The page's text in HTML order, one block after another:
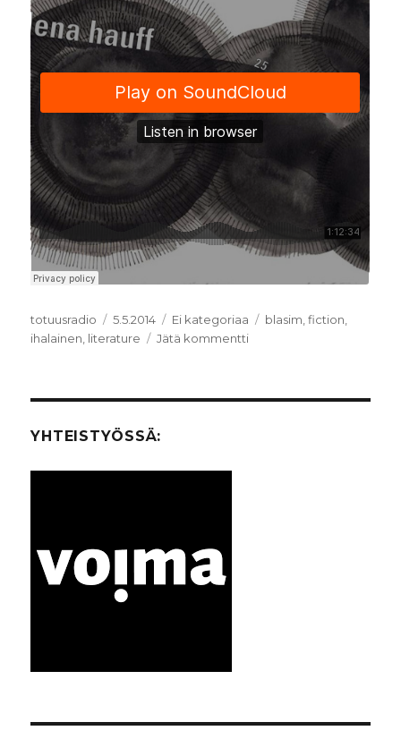
Kirjoittaja
totuusradio Julkaistu
5.5.2014 Kategoriat
Ei kategoriaa Avainsanat
blasim,fiction,
ihalainen, literature Jätä kommentti
Resistance
YHTEISTYÖSSÄ: